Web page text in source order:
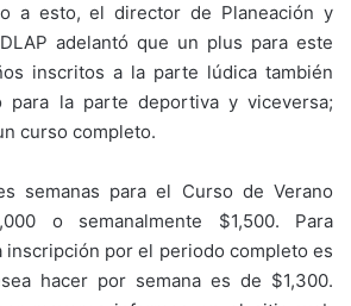
a esto, el director de Planeación y
adelantó que un plus para este
inscritos a la parte lúdica también
para la parte deportiva y viceversa;
curso completo.
semanas para el Curso de Verano
o semanalmente $1,500. Para
inscripción por el periodo completo es
hacer por semana es de $1,300.